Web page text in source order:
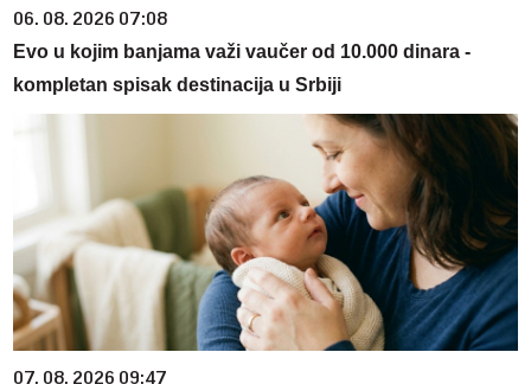
06. 08. 2026 07:08
Evo u kojim banjama važi vaučer od 10.000 dinara -
kompletan spisak destinacija u Srbiji
07. 08. 2026 09:47